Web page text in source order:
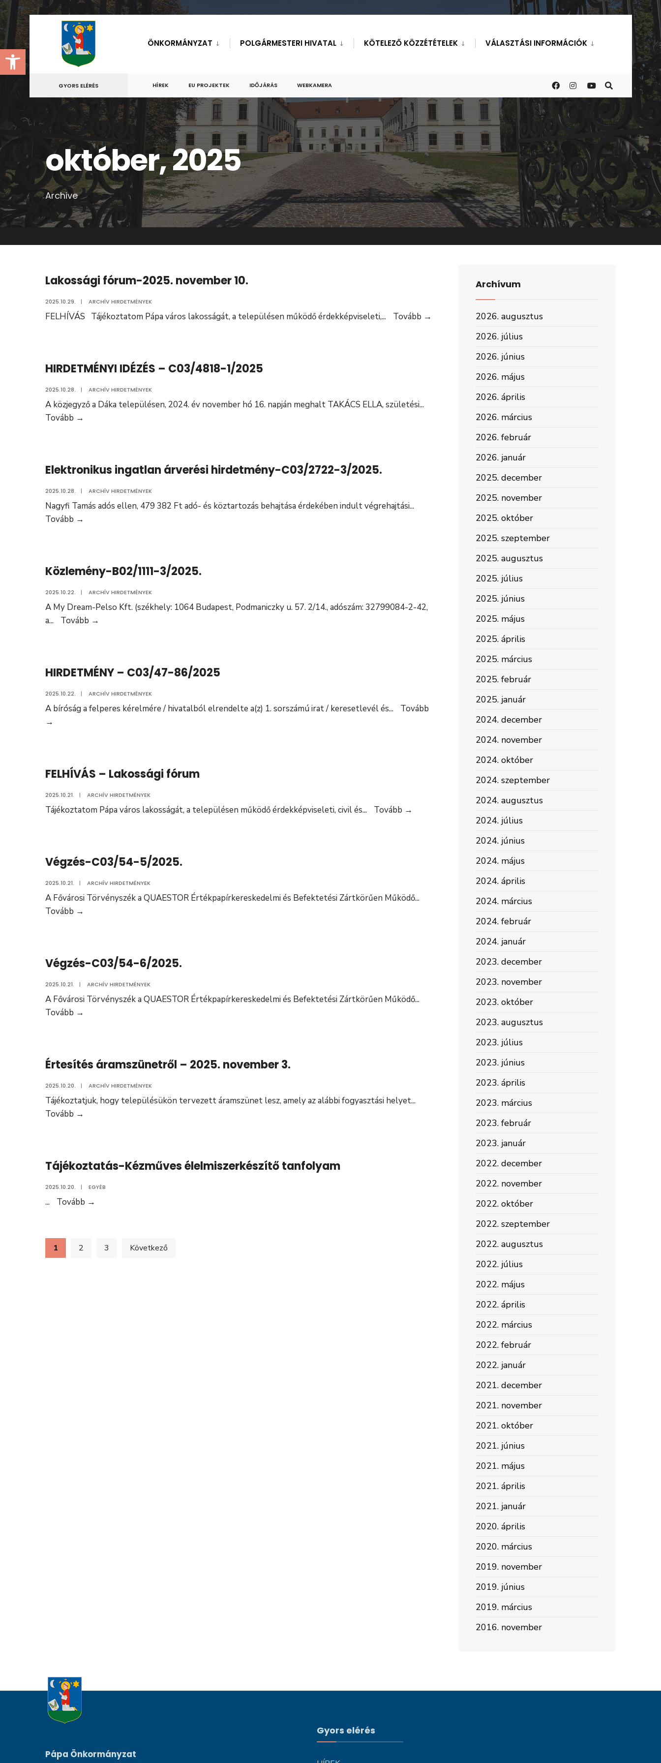
Eszköztár megnyitása
content
ÖNKORMÁNYZAT POLGÁRMESTERI HIVATAL KÖTELEZŐ KÖZZÉTÉTELEK VÁLASZTÁSI INFORMÁCIÓK
GYORS ELÉRÉS HÍREK EU PROJEKTEK IDŐJÁRÁS WEBKAMERA
október, 2025
Archive
Lakossági fórum-2025. november 10.
2025.10.29. | ARCHÍV HIRDETMÉNYEK
FELHÍVÁS Tájékoztatom Pápa város lakosságát, a településen működő érdekképviseleti,... Tovább →
HIRDETMÉNYI IDÉZÉS – C03/4818-1/2025
2025.10.28. | ARCHÍV HIRDETMÉNYEK
A közjegyző a Dáka településen, 2024. év november hó 16. napján meghalt TAKÁCS ELLA, születési...
Tovább →
1/2025
Elektronikus ingatlan árverési hirdetmény-C03/2722-3/2025.
2025.10.28. | ARCHÍV HIRDETMÉNYEK
Nagyfi Tamás adós ellen, 479 382 Ft adó- és köztartozás behajtása érdekében indult végrehajtási...
Tovább →
C03/2722-
Közlemény-B02/1111-3/2025.
2025.10.22. | ARCHÍV HIRDETMÉNYEK
A My Dream-Pelso Kft. (székhely: 1064 Budapest, Podmaniczky u. 57. 2/14., adószám: 32799084-2-42,
a... Tovább →
HIRDETMÉNY – C03/47-86/2025
2025.10.22. | ARCHÍV HIRDETMÉNYEK
A bíróság a felperes kérelmére / hivatalból elrendelte a(z) 1. sorszámú irat / keresetlevél és...
Tovább
→
FELHÍVÁS – Lakossági fórum
2025.10.21. | ARCHÍV HIRDETMÉNYEK
Tájékoztatom Pápa város lakosságát, a településen működő érdekképviseleti, civil és... Tovább →
Végzés-C03/54-5/2025.
2025.10.21. | ARCHÍV HIRDETMÉNYEK
A Fővárosi Törvényszék a QUAESTOR Értékpapírkereskedelmi és Befektetési Zártkörűen Működő...
Tovább →
Végzés-C03/54-6/2025.
2025.10.21. | ARCHÍV HIRDETMÉNYEK
A Fővárosi Törvényszék a QUAESTOR Értékpapírkereskedelmi és Befektetési Zártkörűen Működő...
Tovább →
Értesítés áramszünetről – 2025. november 3.
2025.10.20. | ARCHÍV HIRDETMÉNYEK
Tájékoztatjuk, hogy településükön tervezett áramszünet lesz, amely az alábbi fogyasztási helyet...
Tovább →
november
Tájékoztatás-Kézműves élelmiszerkészítő tanfolyam
2025.10.20. | EGYÉB
... Tovább →
Bejegyzések
lapozása
1 2 3 Következő
Archívum
2026. augusztus
2026. július
2026. június
2026. május
2026. április
2026. március
2026. február
2026. január
2025. december
2025. november
2025. október
2025. szeptember
2025. augusztus
2025. július
2025. június
2025. május
2025. április
2025. március
2025. február
2025. január
2024. december
2024. november
2024. október
2024. szeptember
2024. augusztus
2024. július
2024. június
2024. május
2024. április
2024. március
2024. február
2024. január
2023. december
2023. november
2023. október
2023. augusztus
2023. július
2023. június
2023. április
2023. március
2023. február
2023. január
2022. december
2022. november
2022. október
2022. szeptember
2022. augusztus
2022. július
2022. május
2022. április
2022. március
2022. február
2022. január
2021. december
2021. november
2021. október
2021. június
2021. május
2021. április
2021. január
2020. április
2020. március
2019. november
2019. június
2019. március
2016. november
Pápa Önkormányzat
Gyors elérés